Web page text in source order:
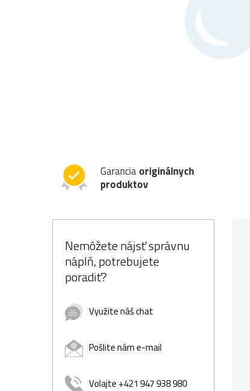
Garanciaoriginálnych
produktov
Nemôžete nájsť správnu
náplň, potrebujete
poradiť?
Využite náš chat
Pošlite nám e-mail
Volajte +421 947 938 980